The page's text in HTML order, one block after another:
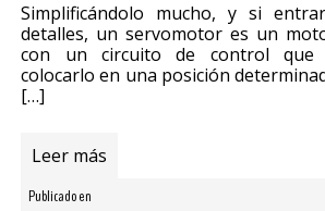
Simplificándolo mucho, y si
detalles, un servomotor es un
con un circuito de control que
colocarlo en una posición
[…]
Leer más
Publicado en